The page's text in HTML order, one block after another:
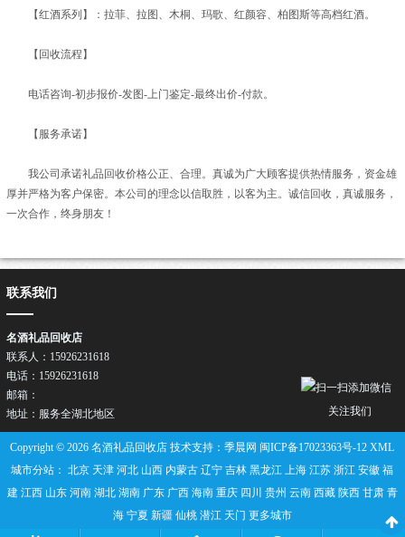
【红酒系列】：拉菲、拉图、木桐、玛歌、红颜容、柏图斯等高档红酒。
【回收流程】
电话咨询-初步报价-发图-上门鉴定-最终出价-付款。
【服务承诺】
我公司承诺礼品回收价格公正、合理。真诚为广大顾客提供热情服务，资金雄
厚并严格为客户保密。本公司的理念以信取胜，以客为主。诚信回收，真诚服务，
一次合作，终身朋友！
关注我们
联系我们
名酒礼品回收店
联系人：15926231618
电话：15926231618
邮箱：
地址：服务全湖北地区
Copyright © 2026 名酒礼品回收店 技术支持：季晨网闽ICP备17023363号-12 XML
城市分站：北京 天津 河北 山西 内蒙古 辽宁 吉林 黑龙江 上海 江苏 浙江 安徽 福
建 江西 山东 河南 湖北 湖南 广东 广西 海南 重庆 四川 贵州 云南 西藏 陕西 甘肃 青
海 宁夏 新疆 仙桃 潜江 天门 更多城市